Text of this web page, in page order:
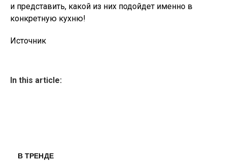
и представить, какой из них подойдет именно в
конкретную кухню!
Источник
In this article:
В ТРЕНДЕ